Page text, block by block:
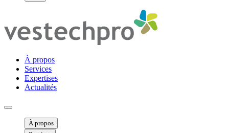
À propos
Services
Expertises
Actualités
Ouvrir menu mobile
À propos